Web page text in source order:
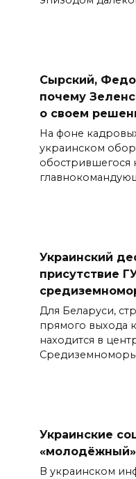
Сырский,
почему
о своем
На фоне
украинском
обострившегося
Украинский
присутствие
Для Беларуси,
прямого выхода
находится в
Украинские
«молодёжный»
В украинском